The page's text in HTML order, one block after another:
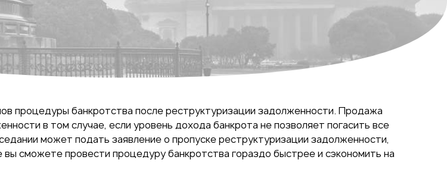
процедуры банкротства после реструктуризации задолженности. Продажа
в том случае, если уровень дохода банкрота не позволяет погасить все
может подать заявление о пропуске реструктуризации задолженности,
сможете провести процедуру банкротства гораздо быстрее и сэкономить на